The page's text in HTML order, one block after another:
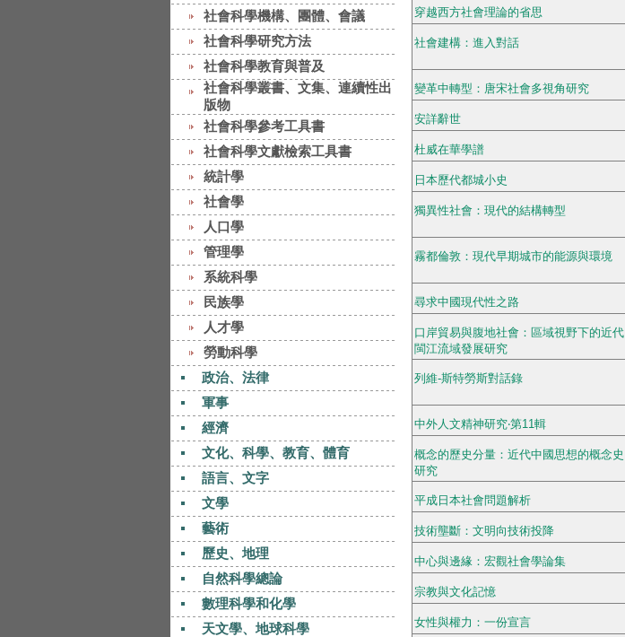
社會科學機構、團體、會議
社會科學研究方法
社會科學教育與普及
社會科學叢書、文集、連續性出
版物
社會科學參考工具書
社會科學文獻檢索工具書
統計學
社會學
人口學
管理學
系統科學
民族學
人才學
勞動科學
政治、法律
軍事
經濟
文化、科學、教育、體育
語言、文字
文學
藝術
歷史、地理
自然科學總論
數理科學和化學
天文學、地球科學
穿越西方社會理論的省思
社會建構：進入對話
變革中轉型：唐宋社會多視角研究
安詳辭世
杜威在華學譜
日本歷代都城小史
獨異性社會：現代的結構轉型
霧都倫敦：現代早期城市的能源與環境
尋求中國現代性之路
口岸貿易與腹地社會：區域視野下的近代
閩江流域發展研究
列維-斯特勞斯對話錄
中外人文精神研究‧第11輯
概念的歷史分量：近代中國思想的概念史
研究
平成日本社會問題解析
技術壟斷：文明向技術投降
中心與邊緣：宏觀社會學論集
宗教與文化記憶
女性與權力：一份宣言